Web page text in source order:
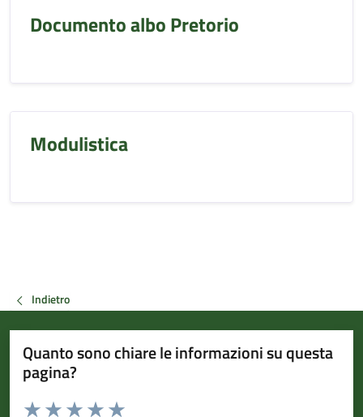
Documento albo Pretorio
Modulistica
Indietro
Quanto sono chiare le informazioni su questa
pagina?
Valuta da 1 a 5 stelle la pagina